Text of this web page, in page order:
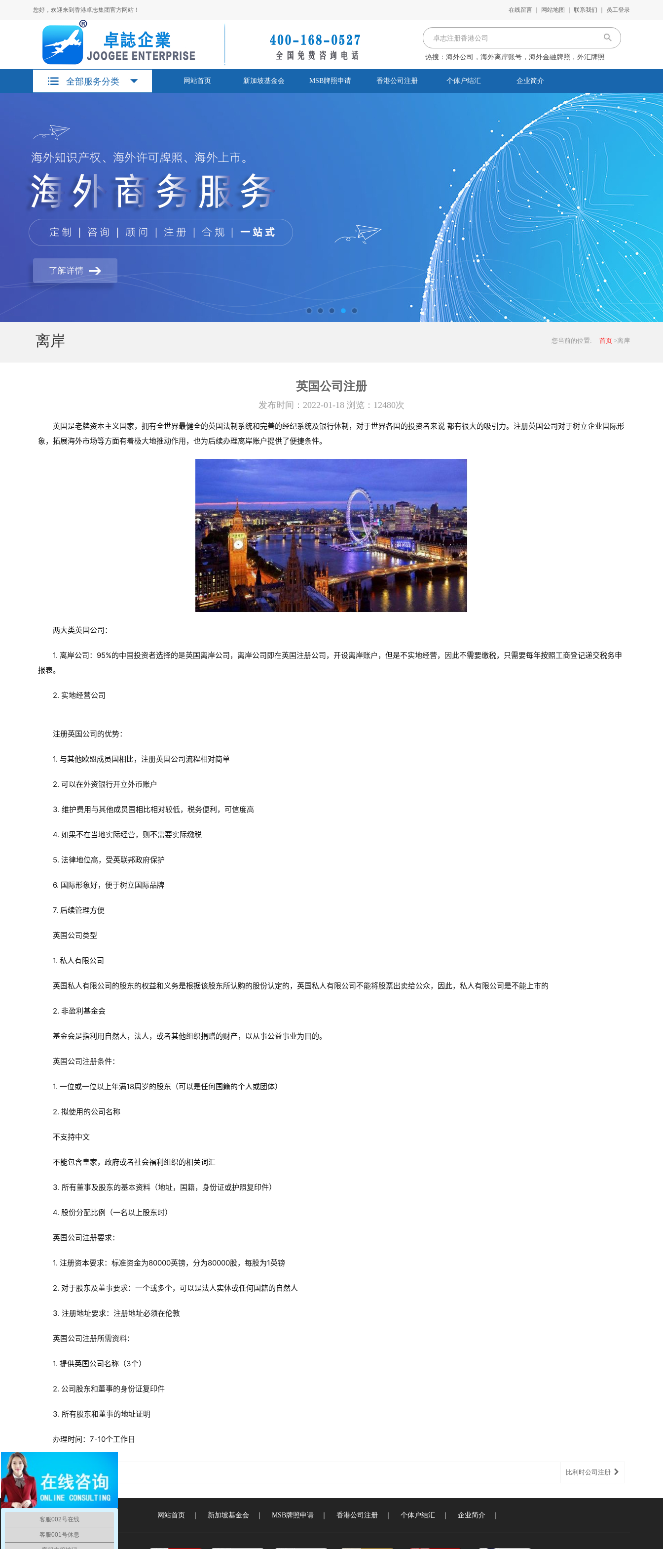
您好，欢迎来到香港卓志集团官方网站！ 在线留言 网站地图 联系我们 员工登录
热搜： 海外公司，海外离岸账号，海外金融牌照，外汇牌照
全部服务分类 网站首页 新加坡基金会 MSB牌照申请 香港公司注册 个体户结汇 企业简介
离岸 您当前的位置: 首页 >离岸
英国公司注册
发布时间：2022-01-18 浏览：12480次
英国是老牌资本主义国家，拥有全世界最健全的英国法制系统和完善的经纪系统及银行体制，对于世界各国的投资者来说 都有很大的吸引力。注册英国公司对于树立企业国际形
象，拓展海外市场等方面有着极大地推动作用，也为后续办理离岸账户提供了便捷条件。
两大类英国公司：
1. 离岸公司：95%的中国投资者选择的是英国离岸公司，离岸公司即在英国注册公司，开设离岸账户，但是不实地经营，因此不需要缴税，只需要每年按照工商登记递交税务申
报表。
2. 实地经营公司
注册英国公司的优势：
1. 与其他欧盟成员国相比，注册英国公司流程相对简单
2. 可以在外资银行开立外币账户
3. 维护费用与其他成员国相比相对较低，税务便利，可信度高
4. 如果不在当地实际经营，则不需要实际缴税
5. 法律地位高，受英联邦政府保护
6. 国际形象好，便于树立国际品牌
7. 后续管理方便
英国公司类型
1. 私人有限公司
英国私人有限公司的股东的权益和义务是根据该股东所认购的股份认定的，英国私人有限公司不能将股票出卖给公众，因此，私人有限公司是不能上市的
2. 非盈利基金会
基金会是指利用自然人，法人，或者其他组织捐赠的财产，以从事公益事业为目的。
英国公司注册条件：
1. 一位或一位以上年满18周岁的股东（可以是任何国籍的个人或团体）
2. 拟使用的公司名称
不支持中文
不能包含皇家，政府或者社会福利组织的相关词汇
3. 所有董事及股东的基本资料（地址，国籍，身份证或护照复印件）
4. 股份分配比例（一名以上股东时）
英国公司注册要求：
1. 注册资本要求：标准资金为80000英镑，分为80000股，每股为1英镑
2. 对于股东及董事要求：一个或多个，可以是法人实体或任何国籍的自然人
3. 注册地址要求：注册地址必须在伦敦
英国公司注册所需资料：
1. 提供英国公司名称（3个）
2. 公司股东和董事的身份证复印件
3. 所有股东和董事的地址证明
办理时间：7-10个工作日
圣马力诺公司注册 比利时公司注册
网站首页 新加坡基金会 MSB牌照申请｜ 香港公司注册｜ 个体户结汇 企业简介
客服002号在线
客服001号休息